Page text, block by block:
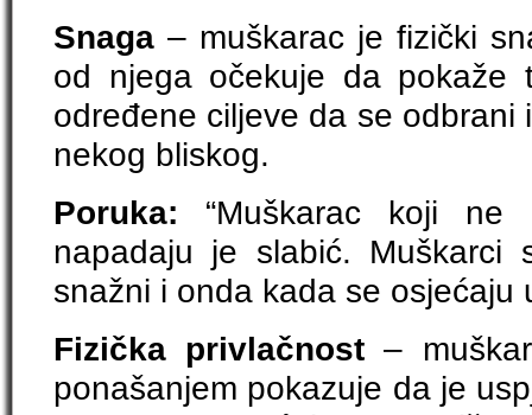
Snaga – muškarac je fizički
od njega očekuje da
određene ciljeve da se odbrani
nekog bliskog.
Poruka: “Muškarac koji ne
napadaju je slabić. Muškarci
snažni i onda kada se osjećaju
Fizička privlačnost –
ponašanjem pokazuje da je